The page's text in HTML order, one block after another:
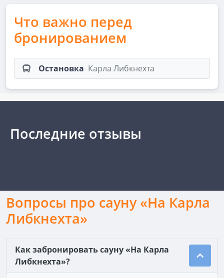
Что важно перед
бронированием
Остановка Карла Либкнехта
Последние отзывы
Вопросы про сауну «На Карла
Либкнехта»
Как забронировать сауну «На Карла
Либкнехта»?